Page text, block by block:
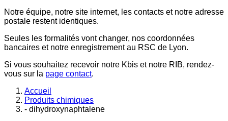
Notre équipe, notre site internet, les contacts et notre adresse
postale restent identiques.
Seules les formalités vont changer, nos coordonnées
bancaires et notre enregistrement au RSC de Lyon.
Si vous souhaitez recevoir notre Kbis et notre RIB, rendez-
vous sur la page contact.
Accueil
Produits chimiques
- dihydroxynaphtalene